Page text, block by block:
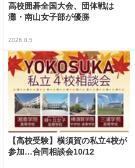
高校囲碁全国大会、団体戦は
灘・南山女子部が優勝
2026.8.5
【高校受験】横須賀の私立4校が
参加…合同相談会10/12